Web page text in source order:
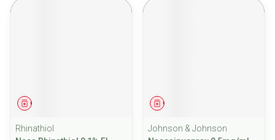
Geneesmiddel
Rhinathiol
Geneesmiddel
Johnson & Johnson